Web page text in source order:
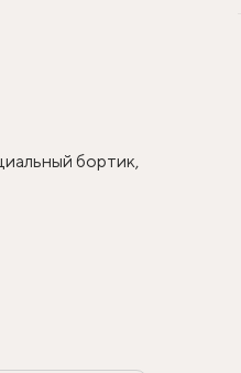
бортик,